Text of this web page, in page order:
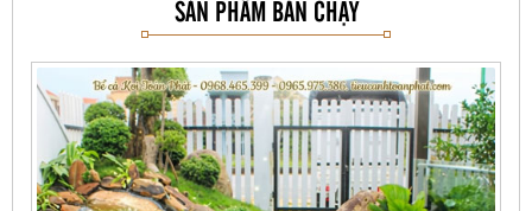
SẢN PHẨM BÁN CHẠY